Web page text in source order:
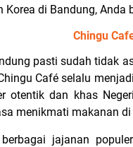
di Bandung, Anda
Chingu
pasti sudah tidak
Café selalu
otentik dan khas
menikmati makanan
jajanan